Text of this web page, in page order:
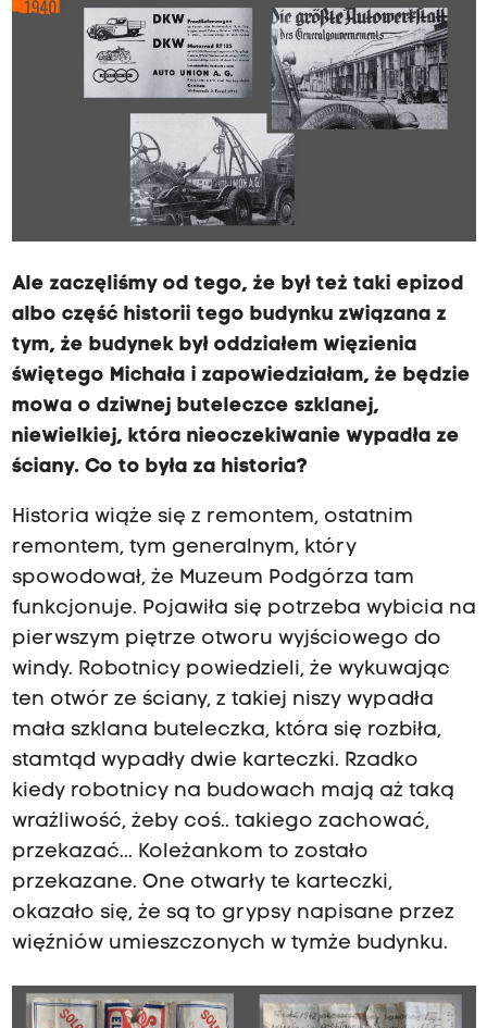
Ale zaczęliśmy od tego, że był też taki epizod
albo część historii tego budynku związana z
tym, że budynek był oddziałem więzienia
świętego Michała i zapowiedziałam, że będzie
mowa o dziwnej buteleczce szklanej,
niewielkiej, która nieoczekiwanie wypadła ze
ściany. Co to była za historia?
Historia wiąże się z remontem, ostatnim
remontem, tym generalnym, który
spowodował, że Muzeum Podgórza tam
funkcjonuje. Pojawiła się potrzeba wybicia na
pierwszym piętrze otworu wyjściowego do
windy. Robotnicy powiedzieli, że wykuwając
ten otwór ze ściany, z takiej niszy wypadła
mała szklana buteleczka, która się rozbiła,
stamtąd wypadły dwie karteczki. Rzadko
kiedy robotnicy na budowach mają aż taką
wrażliwość, żeby coś.. takiego zachować,
przekazać... Koleżankom to zostało
przekazane. One otwarły te karteczki,
okazało się, że są to grypsy napisane przez
więźniów umieszczonych w tymże budynku.